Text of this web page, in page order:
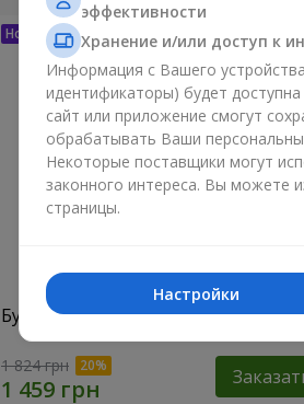
Букет "Светлана"
1 824 грн
эффективности
Хранение и/или доступ к
Информация с Вашего
идентификаторы) будет
сайт или приложение смогут
обрабатывать Ваши
Некоторые поставщики могут
законного интереса. Вы можете
страницы.
Настройки